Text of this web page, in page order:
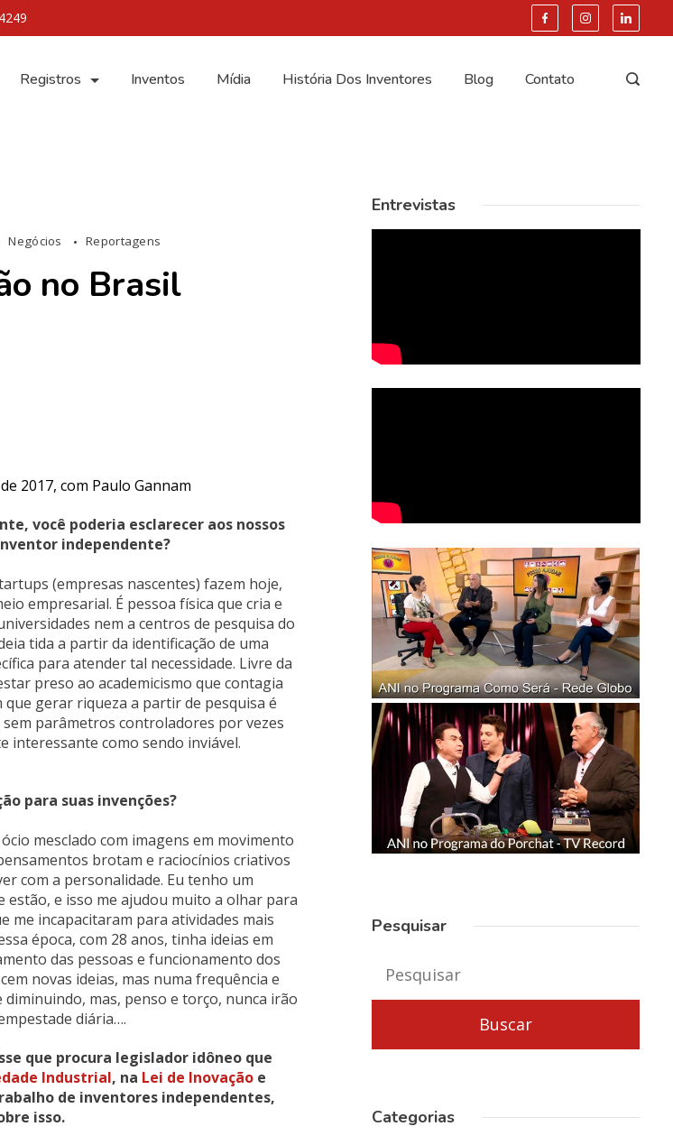
Registros Inventos Mídia História Dos Inventores Blog Contato
Negócios Reportagens
no Brasil
2017, com Paulo Gannam
você poderia esclarecer aos nossos
independente?
(empresas nascentes) fazem hoje,
empresarial. É pessoa física que cria e
nem a centros de pesquisa do
tida a partir da identificação de uma
para atender tal necessidade. Livre da
preso ao academicismo que contagia
gerar riqueza a partir de pesquisa é
parâmetros controladores por vezes
interessante como sendo inviável.
para suas invenções?
mesclado com imagens em movimento
brotam e raciocínios criativos
com a personalidade. Eu tenho um
e isso me ajudou muito a olhar para
me incapacitaram para atividades mais
época, com 28 anos, tinha ideias em
das pessoas e funcionamento dos
novas ideias, mas numa frequência e
mas, penso e torço, nunca irão
diária….
que procura legislador idôneo que
Industrial, na Lei de Inovaçãoe
de inventores independentes,
isso.
Entrevistas
Pesquisar
Categorias